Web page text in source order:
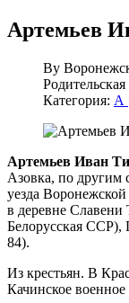
Артемьев
By
Родительская
Категория: А
Артемьев Иван
Азовка, по другим
уезда
в деревне Славени
Белорусская ССР),
84).
Из крестьян. В
Качинское